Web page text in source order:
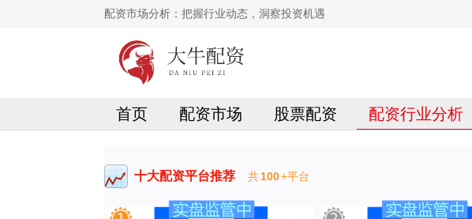
配资市场分析：把握行业动态，洞察投资机遇
首页 配资市场 股票配资 配资行业分析
十大配资平台推荐 共100+平台